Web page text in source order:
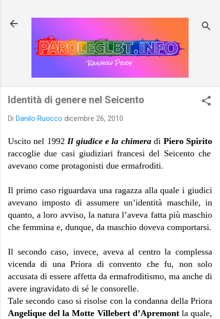
Identità di genere nel Seicento
Di Danilo Ruocco dicembre 26, 2010
Uscito nel 1992Il giudice e la chimeradi Piero Spirito
raccoglie due casi giudiziari francesi del Seicento che
avevano come protagonisti due ermafroditi.
Il primo caso riguardava una ragazza alla quale i giudici
avevano imposto di assumere un’identità maschile, in
quanto, a loro avviso, la natura l’aveva fatta più maschio
che femmina e, dunque, da maschio doveva comportarsi.
Il secondo caso, invece, aveva al centro la complessa
vicenda di una Priora di convento che fu, non solo
accusata di essere affetta da ermafroditismo, ma anche di
avere ingravidato di sé le consorelle.
Tale secondo caso si risolse con la condanna della Priora
Angelique del la Motte Villebert d’Apremontla quale,